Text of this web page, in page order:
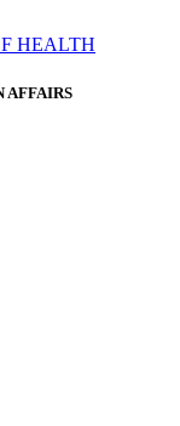
AFFAIRS